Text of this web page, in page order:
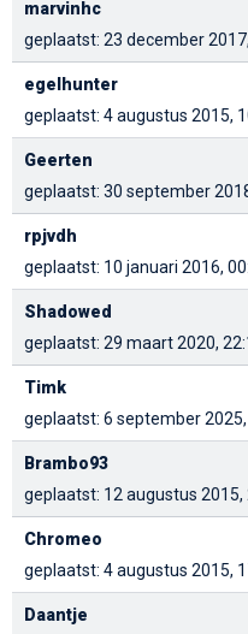
marvinhc
geplaatst: 23 december
egelhunter
geplaatst: 4 augustus 2015,
Geerten
geplaatst: 30 september
rpjvdh
geplaatst: 10 januari 2016,
Shadowed
geplaatst: 29 maart 2020,
Timk
geplaatst: 6 september
Brambo93
geplaatst: 12 augustus 2015,
Chromeo
geplaatst: 4 augustus 2015,
Daantje